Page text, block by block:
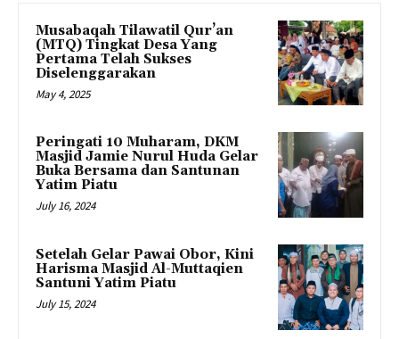
Musabaqah Tilawatil Qur’an
(MTQ) Tingkat Desa Yang
Pertama Telah Sukses
Diselenggarakan
May 4, 2025
Peringati 10 Muharam, DKM
Masjid Jamie Nurul Huda Gelar
Buka Bersama dan Santunan
Yatim Piatu
July 16, 2024
Setelah Gelar Pawai Obor, Kini
Harisma Masjid Al-Muttaqien
Santuni Yatim Piatu
July 15, 2024